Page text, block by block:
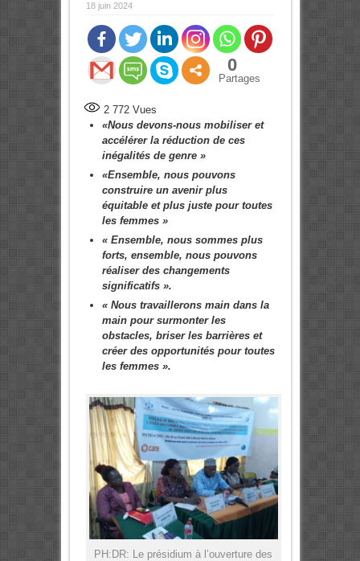
18 juin 2024
0
Partages
2 772Vues
«Nous devons-nous mobiliser et
accélérer la réduction de ces
inégalités de genre »
«Ensemble, nous pouvons
construire un avenir plus
équitable et plus juste pour toutes
les femmes »
« Ensemble, nous sommes plus
forts, ensemble, nous pouvons
réaliser des changements
significatifs ».
« Nous travaillerons main dans la
main pour surmonter les
obstacles, briser les barrières et
créer des opportunités pour toutes
les femmes ».
PH:DR: Le présidium à l’ouverture des